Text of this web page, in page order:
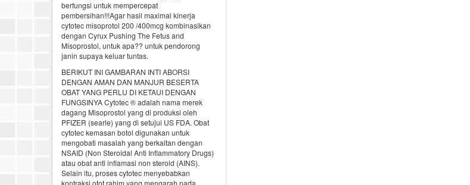
berfungsi untuk mempercepat
pembersihan!!!Agar hasil maximal kinerja
cytotec misoprotol 200 /400mcg kombinasikan
dengan Cyrux Pushing The Fetus and
Misoprostol, untuk apa?? untuk pendorong
janin supaya keluar tuntas.
BERIKUT INI GAMBARAN INTI ABORSI
DENGAN AMAN DAN MANJUR BESERTA
OBAT YANG PERLU DI KETAUI DENGAN
FUNGSINYA Cytotec ® adalah nama merek
dagang Misoprostol yang di produksi oleh
PFIZER (searle) yang di setujui US FDA. Obat
cytotec kemasan botol digunakan untuk
mengobati masalah yang berkaitan dengan
NSAID (Non Steroidal Anti Inflammatory Drugs)
atau obat anti inflamasi non steroid (AINS).
Selain itu, proses cytotec menyebabkan
kontraksi otot rahim yang mengarah pada